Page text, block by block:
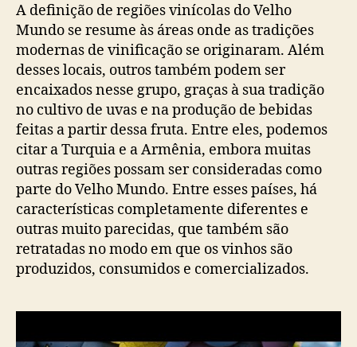
A definição de regiões vinícolas do Velho
Mundo se resume às áreas onde as tradições
modernas de vinificação se originaram. Além
desses locais, outros também podem ser
encaixados nesse grupo, graças à sua tradição
no cultivo de uvas e na produção de bebidas
feitas a partir dessa fruta. Entre eles, podemos
citar a Turquia e a Armênia, embora muitas
outras regiões possam ser consideradas como
parte do Velho Mundo. Entre esses países, há
características completamente diferentes e
outras muito parecidas, que também são
retratadas no modo em que os vinhos são
produzidos, consumidos e comercializados.